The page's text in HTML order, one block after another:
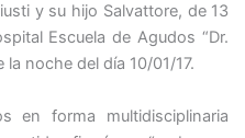
y su hijo Salvattore, de 13
Escuela de Agudos “Dr.
la noche del día 10/01/17.
en forma multidisciplinaria